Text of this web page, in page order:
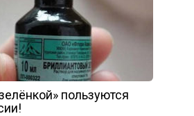
пользуются